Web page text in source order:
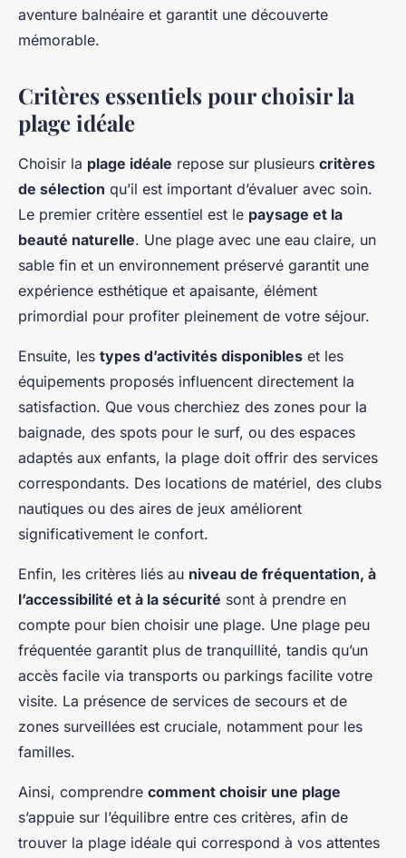
aventure balnéaire et garantit une découverte
mémorable.
Critères essentiels pour choisir la
plage idéale
Choisir la plage idéale repose sur plusieurs critères
de sélection qu’il est important d’évaluer avec soin.
Le premier critère essentiel est le paysage et la
beauté naturelle. Une plage avec une eau claire, un
sable fin et un environnement préservé garantit une
expérience esthétique et apaisante, élément
primordial pour profiter pleinement de votre séjour.
Ensuite, les types d’activités disponibles et les
équipements proposés influencent directement la
satisfaction. Que vous cherchiez des zones pour la
baignade, des spots pour le surf, ou des espaces
adaptés aux enfants, la plage doit offrir des services
correspondants. Des locations de matériel, des clubs
nautiques ou des aires de jeux améliorent
significativement le confort.
Enfin, les critères liés au niveau de fréquentation, à
l’accessibilité et à la sécurité sont à prendre en
compte pour bien choisir une plage. Une plage peu
fréquentée garantit plus de tranquillité, tandis qu’un
accès facile via transports ou parkings facilite votre
visite. La présence de services de secours et de
zones surveillées est cruciale, notamment pour les
familles.
Ainsi, comprendre comment choisir une plage
s’appuie sur l’équilibre entre ces critères, afin de
trouver la plage idéale qui correspond à vos attentes